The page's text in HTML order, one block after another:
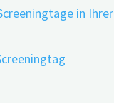
in Ihrer